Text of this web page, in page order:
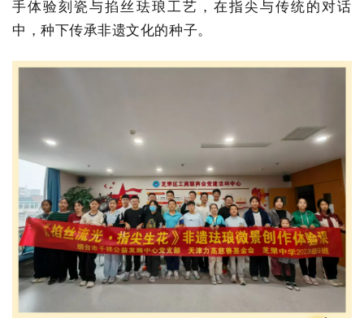
手体验刻瓷与掐丝珐琅工艺，在指尖与传统的对话
中，种下传承非遗文化的种子。